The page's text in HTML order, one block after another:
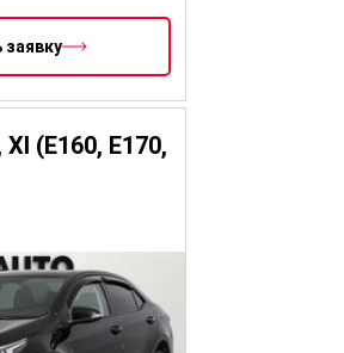
(E160, E170,